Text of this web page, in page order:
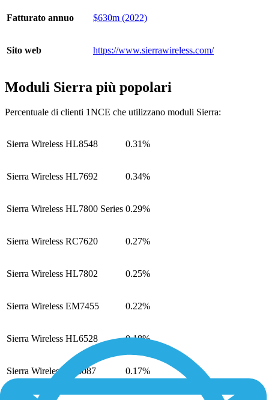
Fatturato annuo $630m (2022)
Sito web https://www.sierrawireless.com/
Moduli Sierra più popolari
Percentuale di clienti 1NCE che utilizzano moduli Sierra:
Sierra Wireless HL8548 0.31%
Sierra Wireless HL7692 0.34%
Sierra Wireless HL7800 Series 0.29%
Sierra Wireless RC7620 0.27%
Sierra Wireless HL7802 0.25%
Sierra Wireless EM7455 0.22%
Sierra Wireless HL6528 0.18%
Sierra Wireless SL6087 0.17%